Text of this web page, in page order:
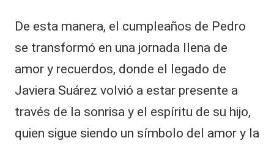
De esta manera, el cumpleaños de Pedro
se transformó en una jornada llena de
amor y recuerdos, donde el legado de
Javiera Suárez volvió a estar presente a
través de la sonrisa y el espíritu de su hijo,
quien sigue siendo un símbolo del amor y la